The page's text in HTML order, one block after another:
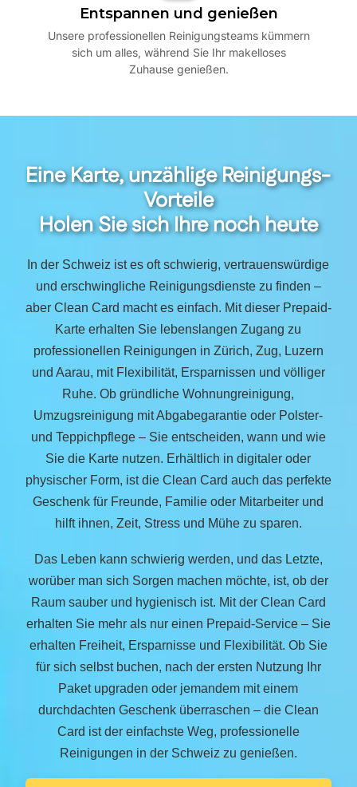
Entspannen und genießen
Unsere professionellen Reinigungsteams kümmern
sich um alles, während Sie Ihr makelloses
Zuhause genießen.
Eine Karte, unzählige Reinigungs-
Vorteile
Holen Sie sich Ihre noch heute
In der Schweiz ist es oft schwierig, vertrauenswürdige
und erschwingliche Reinigungsdienste zu finden –
aber Clean Card macht es einfach. Mit dieser Prepaid-
Karte erhalten Sie lebenslangen Zugang zu
professionellen Reinigungen in Zürich, Zug, Luzern
und Aarau, mit Flexibilität, Ersparnissen und völliger
Ruhe. Ob gründliche Wohnungreinigung,
Umzugsreinigung mit Abgabegarantie oder Polster-
und Teppichpflege – Sie entscheiden, wann und wie
Sie die Karte nutzen. Erhältlich in digitaler oder
physischer Form, ist die Clean Card auch das perfekte
Geschenk für Freunde, Familie oder Mitarbeiter und
hilft ihnen, Zeit, Stress und Mühe zu sparen.
Das Leben kann schwierig werden, und das Letzte,
worüber man sich Sorgen machen möchte, ist, ob der
Raum sauber und hygienisch ist. Mit der Clean Card
erhalten Sie mehr als nur einen Prepaid-Service – Sie
erhalten Freiheit, Ersparnisse und Flexibilität. Ob Sie
für sich selbst buchen, nach der ersten Nutzung Ihr
Paket upgraden oder jemandem mit einem
durchdachten Geschenk überraschen – die Clean
Card ist der einfachste Weg, professionelle
Reinigungen in der Schweiz zu genießen.